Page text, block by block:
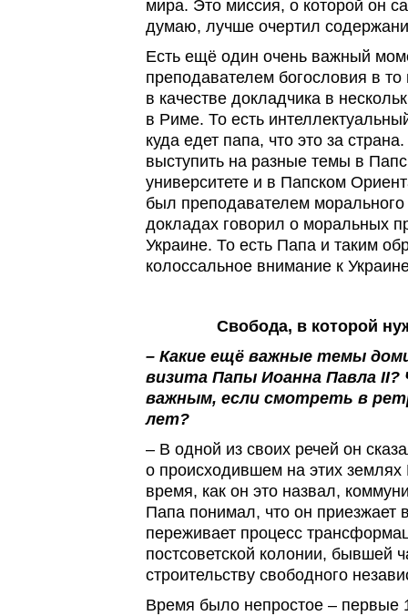
мира. Это миссия, о которой он
думаю, лучше очертил
Есть ещё один очень важный
преподавателем богословия в
в качестве докладчика в
в Риме. То есть
куда едет папа, что это за
выступить на разные темы в
университете и в Папском
был преподавателем морального
докладах говорил о моральных
Украине. То есть Папа и таким
колоссальное внимание к
Свобода, в которой
– Какие ещё важные темы
визита Папы Иоанна Павла
важным, если смотреть в
лет?
– В одной из своих речей он
о происходившем на этих
время, как он это назвал,
Папа понимал, что он приезжает
переживает процесс
постсоветской колонии, бывшей
строительству свободного
Время было непростое – первые